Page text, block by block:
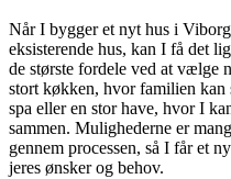
Når I bygger et nyt hus i
eksisterende hus, kan I få det
de største fordele ved at vælge
stort køkken, hvor familien kan
spa eller en stor have, hvor I
sammen. Mulighederne er
gennem processen, så I får et
jeres ønsker og behov.